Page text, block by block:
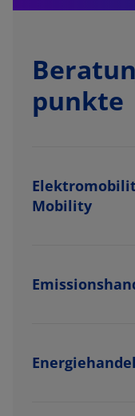
punkte
Mobility